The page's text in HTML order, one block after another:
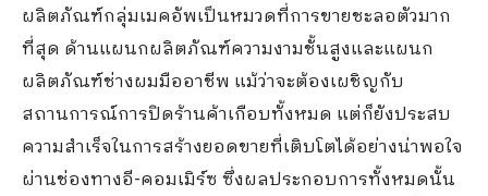
ผลิตภัณฑ์กลุ่มเมคอัพเป็นหมวดที่การขายชะลอตัวมาก
ที่สุด ด้านแผนกผลิตภัณฑ์ความงามชั้นสูงและแผนก
ผลิตภัณฑ์ช่างผมมืออาชีพ แม้ว่าจะต้องเผชิญกับ
สถานการณ์การปิดร้านค้าเกือบทั้งหมด แต่ก็ยังประสบ
ความสำเร็จในการสร้างยอดขายที่เติบโตได้อย่างน่าพอใจ
ผ่านช่องทางอี-คอมเมิร์ซ ซึ่งผลประกอบการทั้งหมดนั้น